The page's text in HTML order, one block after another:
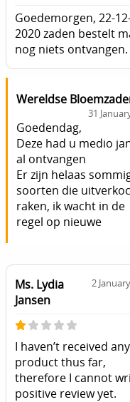
Goedemorgen, 22-
2020 zaden bestelt
nog niets ontvangen.
Wereldse
31
Goedendag,
Deze had u medio
al ontvangen
Er zijn helaas
soorten die
raken, ik wacht in de
regel op nieuwe
Ms. Lydia
Jansen
2
I haven’t received any
product thus far,
therefore I cannot
positive review yet.